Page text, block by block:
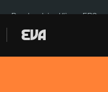
Bombardejos Kíiv ERC